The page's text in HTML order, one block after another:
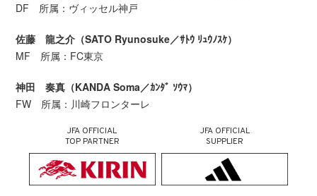
DF 所属：ヴィッセル神戸
佐藤 龍之介（SATO Ryunosuke／ｻﾄｳ ﾘｭｳﾉｽｹ）
MF 所属：FC東京
神田 奏真（KANDA Soma／ｶﾝﾀﾞ ｿｳﾏ）
FW 所属：川崎フロンターレ
JFA OFFICIAL
TOP PARTNER
JFA OFFICIAL
SUPPLIER